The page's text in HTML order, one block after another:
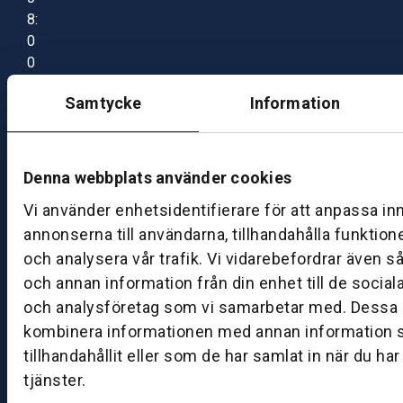
Samtycke Information
Denna webbplats använder cookies
Vi använder enhetsidentifierare för att anpassa
annonserna till användarna, tillhandahålla
och analysera vår trafik. Vi vidarebefordrar även
och annan information från din enhet till de
och analysföretag som vi samarbetar med. Dessa
kombinera informationen med annan information
tillhandahållit eller som de har samlat in när du
tjänster.
8:
0
0
7:
0
B
S
k
ö
v
d